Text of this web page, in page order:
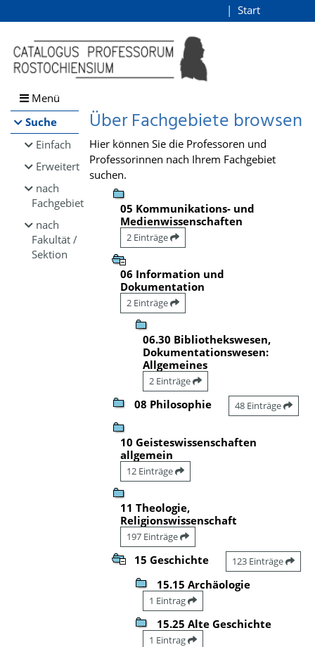
Browsen
direkt zum Inhalt
Start
Menü
Suche
Einfach
Erweitert
nach
Fachgebiet
nach
Fakultät /
Sektion
Über Fachgebiete browsen
Hier können Sie die Professoren und
Professorinnen nach Ihrem Fachgebiet
suchen.
05 Kommunikations- und
Medienwissenschaften
2 Einträge
06 Information und
Dokumentation
2 Einträge
06.30 Bibliothekswesen,
Dokumentationswesen:
Allgemeines
2 Einträge
08 Philosophie 48 Einträge
10 Geisteswissenschaften
allgemein
12 Einträge
11 Theologie,
Religionswissenschaft
197 Einträge
15 Geschichte 123 Einträge
15.15 Archäologie
1 Eintrag
15.25 Alte Geschichte
1 Eintrag